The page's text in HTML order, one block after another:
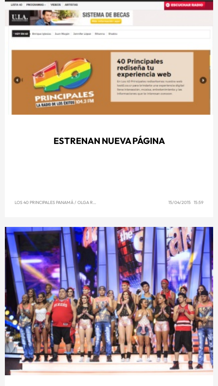
ESTRENAN NUEVA PÁGINA
LOS 40 PRINCIPALES PANAMÁ/ OLGA REYNA 15/04/2015 15:59